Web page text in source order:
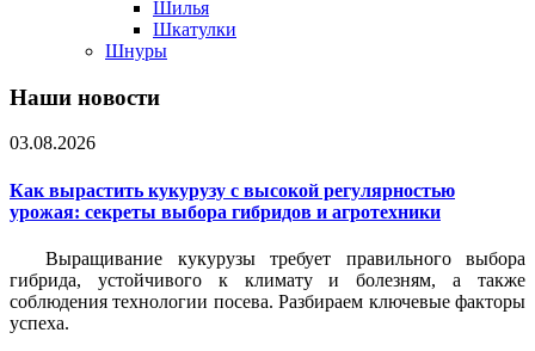
Шилья
Шкатулки
Шнуры
Наши новости
03.08.2026
Как вырастить кукурузу с высокой регулярностью
урожая: секреты выбора гибридов и агротехники
Выращивание кукурузы требует правильного выбора
гибрида, устойчивого к климату и болезням, а также
соблюдения технологии посева. Разбираем ключевые факторы
успеха.